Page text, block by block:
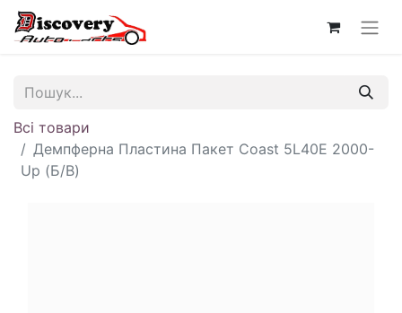
Всі товари
Демпферна Пластина Пакет Coast 5L40E 2000-
Up (Б/В)